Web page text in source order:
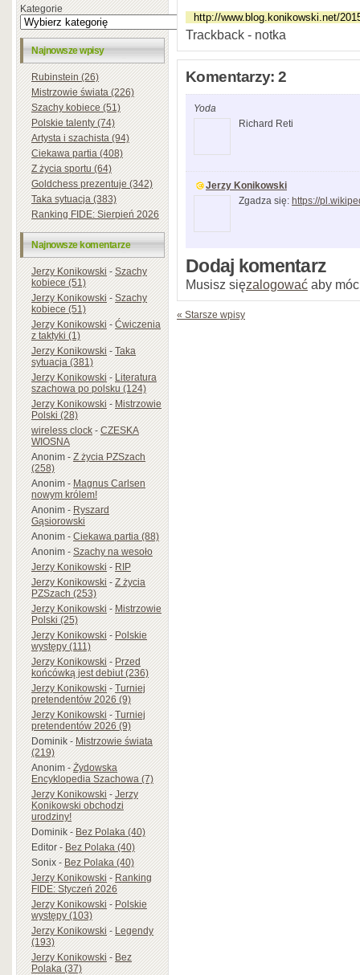
Kategorie
Najnowsze wpisy
Rubinstein (26)
Mistrzowie świata (226)
Szachy kobiece (51)
Polskie talenty (74)
Artysta i szachista (94)
Ciekawa partia (408)
Z życia sportu (64)
Goldchess prezentuje (342)
Taka sytuacja (383)
Ranking FIDE: Sierpień 2026
Najnowsze komentarze
Jerzy Konikowski-Szachy
kobiece (51)
Jerzy Konikowski-Szachy
kobiece (51)
Jerzy Konikowski-Ćwiczenia
z taktyki (1)
Jerzy Konikowski-Taka
sytuacja (381)
Jerzy Konikowski-Literatura
szachowa po polsku (124)
Jerzy Konikowski-Mistrzowie
Polski (28)
wireless clock-CZESKA
WIOSNA
Anonim-Z życia PZSzach
(258)
Anonim-Magnus Carlsen
nowym królem!
Anonim-Ryszard
Gąsiorowski
Anonim-Ciekawa partia (88)
Anonim-Szachy na wesoło
Jerzy Konikowski-RIP
Jerzy Konikowski-Z życia
PZSzach (253)
Jerzy Konikowski-Mistrzowie
Polski (25)
Jerzy Konikowski-Polskie
występy (111)
Jerzy Konikowski-Przed
końcówką jest debiut (236)
Jerzy Konikowski-Turniej
pretendentów 2026 (9)
Jerzy Konikowski-Turniej
pretendentów 2026 (9)
Dominik-Mistrzowie świata
(219)
Anonim-Żydowska
Encyklopedia Szachowa (7)
Jerzy Konikowski-Jerzy
Konikowski obchodzi
urodziny!
Dominik-Bez Polaka (40)
Editor-Bez Polaka (40)
Sonix-Bez Polaka (40)
Jerzy Konikowski-Ranking
FIDE: Styczeń 2026
Jerzy Konikowski-Polskie
występy (103)
Jerzy Konikowski-Legendy
(193)
Jerzy Konikowski-Bez
Polaka (37)
Trackback - notka
Komentarzy: 2
Yoda
Richard Reti
Jerzy Konikowski
Zgadza się: https://
Dodaj komentarz
Musisz sięzalogować aby
« Starsze wpisy